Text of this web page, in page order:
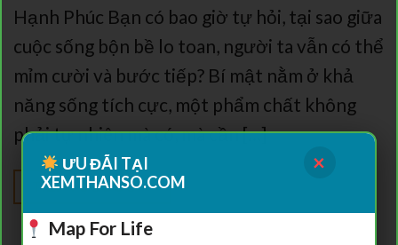
Hạnh Phúc Bạn có bao giờ tự hỏi, tại sao giữa
cuộc sống bộn bề lo toan, người ta vẫn có thể
mỉm cười và bước tiếp? Bí mật nằm ở khả
năng sống tích cực, một phẩm chất không
phải tự nhiên mà có, mà cần […]
TIẾP TỤC ĐỌC→
ƯU ĐÃI TẠI
XEMTHANSO.COM
×
Map For Life